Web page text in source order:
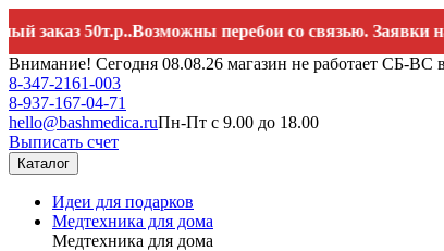
50т.р..Возможны перебои со связью. Заявки
Внимание! Сегодня 08.08.26 магазин не работает СБ-ВС
8-347-2161-003
8-937-167-04-71
hello@bashmedica.ruПн-Пт с 9.00 до 18.00
Выписать счет
Каталог
Идеи для подарков
Медтехника для дома
Медтехника для дома